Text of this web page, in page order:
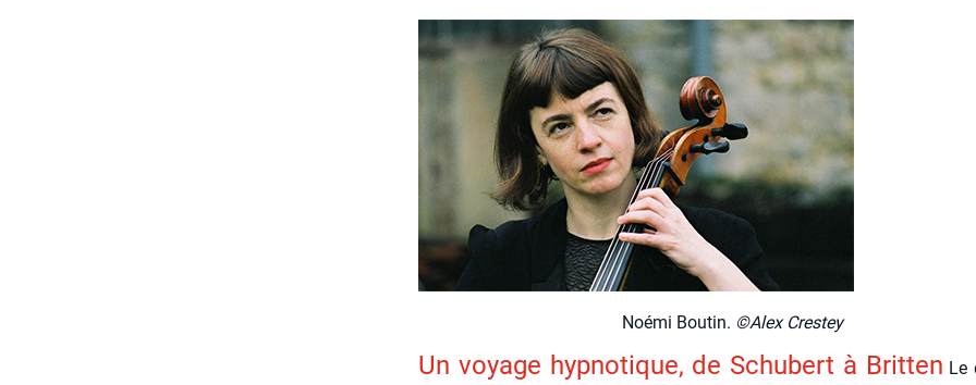
Noé­mi Bou­tin. ©Alex Cres­tey
Un voyage hyp­no­tique, de Schu­bert à Brit­ten Le